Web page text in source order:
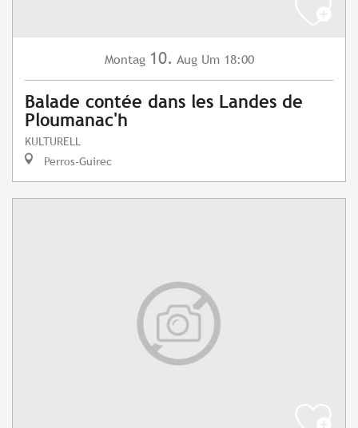
Montag 10. Aug Um 18:00
Balade contée dans les Landes de
Ploumanac'h
KULTURELL
Perros-Guirec